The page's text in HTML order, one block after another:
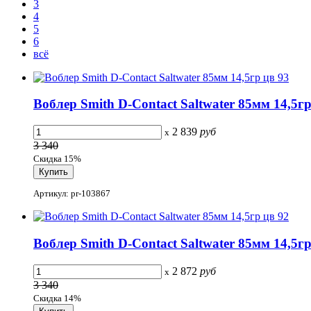
3
4
5
6
всё
Воблер Smith D-Contact Saltwater 85мм
x 2 839 руб
3 340
Скидка 15%
Артикул: pr-103867
Воблер Smith D-Contact Saltwater 85мм
x 2 872 руб
3 340
Скидка 14%